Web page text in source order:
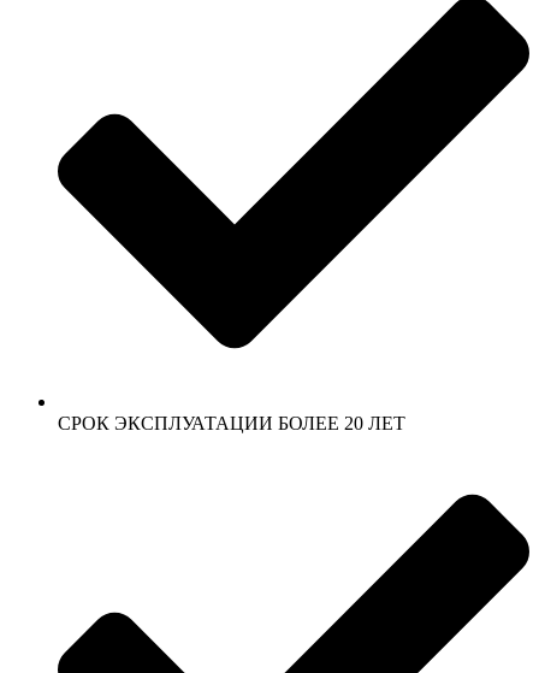
СРОК ЭКСПЛУАТАЦИИ БОЛЕЕ 20 ЛЕТ